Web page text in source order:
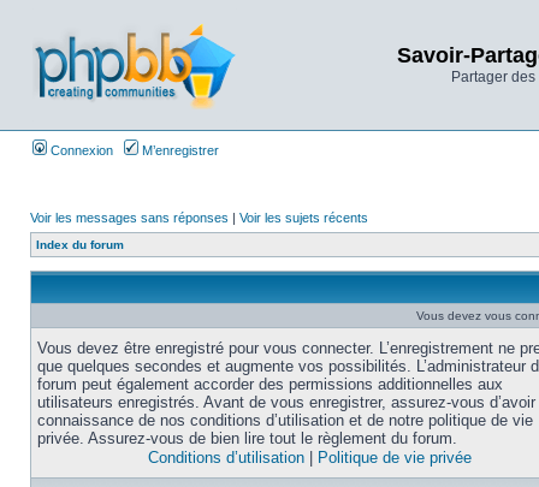
Savoir-
Partager
Connexion M’enregistrer
Voir les messages sans réponses | Voir les sujets récents
Index du forum
Vous devez vous
Vous devez être enregistré pour vous connecter. L’enregistrement ne
que quelques secondes et augmente vos possibilités. L’administrateur
forum peut également accorder des permissions additionnelles aux
utilisateurs enregistrés. Avant de vous enregistrer, assurez-vous
connaissance de nos conditions d’utilisation et de notre politique de vie
privée. Assurez-vous de bien lire tout le règlement du forum.
Conditions d’utilisation
Politique de vie privée